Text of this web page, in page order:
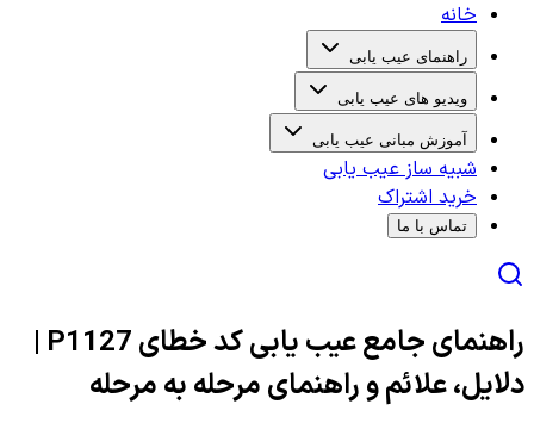
خانه
راهنمای عیب یابی
ویدیو های عیب یابی
آموزش مبانی عیب یابی
شبیه ساز عیب یابی
خرید اشتراک
تماس با ما
راهنمای جامع عیب یابی کد خطای P1127 |
دلایل، علائم و راهنمای مرحله به مرحله